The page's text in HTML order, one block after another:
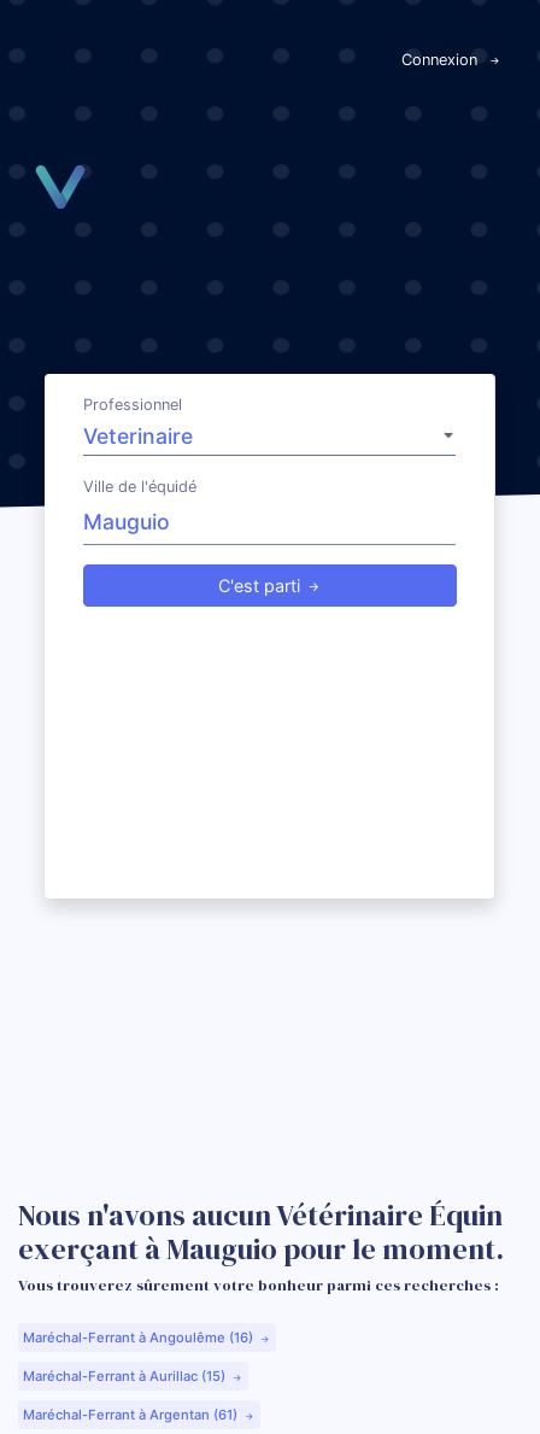
Connexion
Professionnel
Ville de l'équidé
C'est parti
Nous n'avons aucun Vétérinaire Équin
exerçant à Mauguio pour le moment.
Vous trouverez sûrement votre bonheur parmi ces recherches :
Maréchal-Ferrant à Angoulême (16)
Maréchal-Ferrant à Aurillac (15)
Maréchal-Ferrant à Argentan (61)